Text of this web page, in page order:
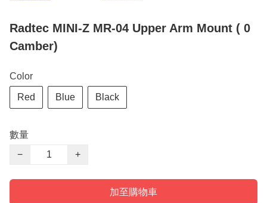
Radtec MINI-Z MR-04 Upper Arm Mount ( 0
Camber)
Color
Red Blue Black
數量
−
+
加至購物車